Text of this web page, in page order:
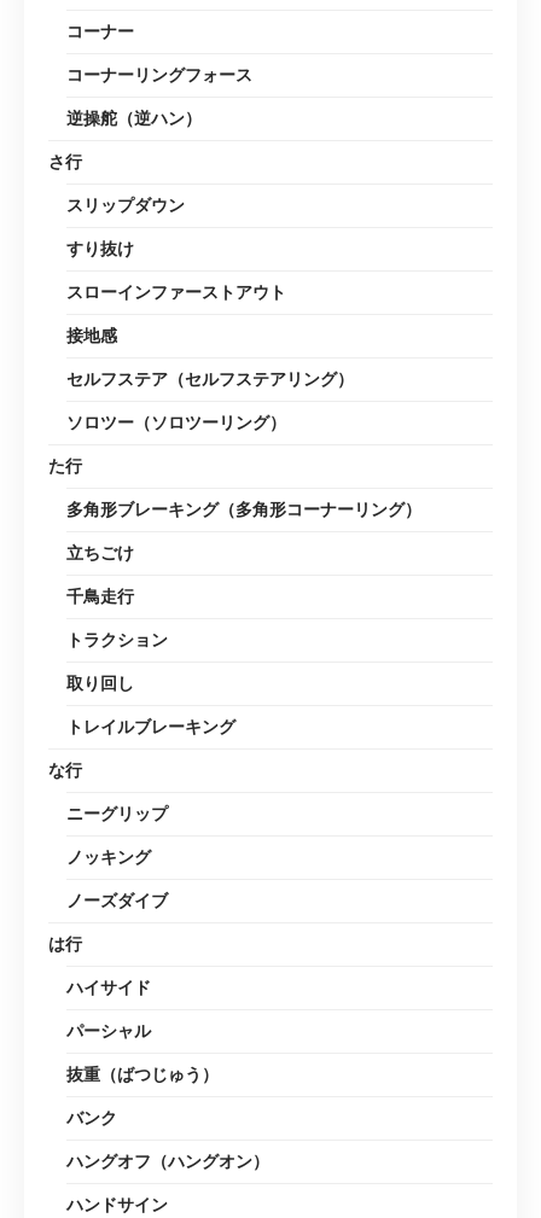
コーナー
コーナーリングフォース
逆操舵（逆ハン）
さ行
スリップダウン
すり抜け
スローインファーストアウト
接地感
セルフステア（セルフステアリング）
ソロツー（ソロツーリング）
た行
多角形ブレーキング（多角形コーナーリング）
立ちごけ
千鳥走行
トラクション
取り回し
トレイルブレーキング
な行
ニーグリップ
ノッキング
ノーズダイブ
は行
ハイサイド
パーシャル
抜重（ばつじゅう）
バンク
ハングオフ（ハングオン）
ハンドサイン